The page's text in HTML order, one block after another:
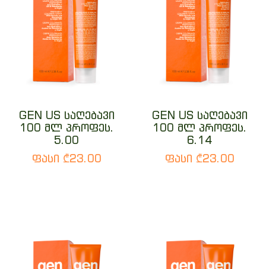
GEN US საღებავი
100 მლ პროფეს.
5.00
ფასი ₾23.00
GEN US საღებავი
100 მლ პროფეს.
6.14
ფასი ₾23.00